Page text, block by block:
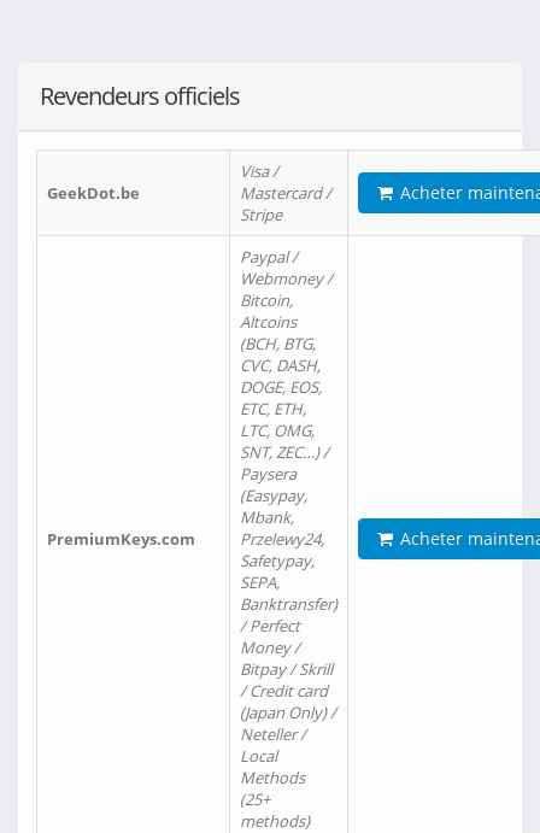
Revendeurs officiels
GeekDot.be
Visa /
Mastercard /
Stripe
Acheter
PremiumKeys.com
Paypal /
Webmoney /
Bitcoin,
Altcoins
(BCH, BTG,
CVC, DASH,
DOGE, EOS,
ETC, ETH,
LTC, OMG,
SNT, ZEC…) /
Paysera
(Easypay,
Mbank,
Przelewy24,
Safetypay,
SEPA,
Banktransfer)
/ Perfect
Money /
Bitpay / Skrill
/ Credit card
(Japan Only) /
Neteller /
Local
Methods
(25+
methods)
Acheter